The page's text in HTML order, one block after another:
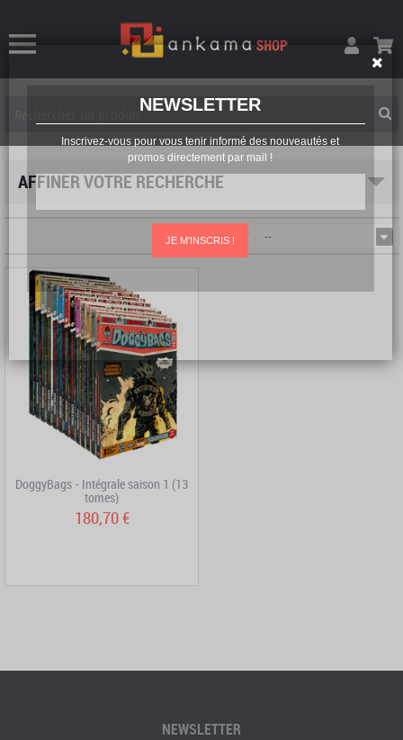
NEWSLETTER
Inscrivez-vous pour vous tenir informé des nouveautés et
promos directement par mail !
JE M'INSCRIS !
AFFINER VOTRE RECHERCHE
Trier par --
DoggyBags - Intégrale saison 1 (13
tomes)
180,70 €
NEWSLETTER